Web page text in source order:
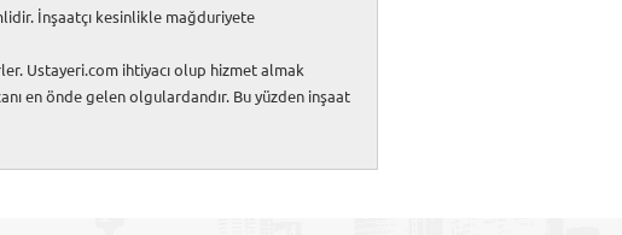
İnşaatçı kesinlikle mağduriyete
Ustayeri.com ihtiyacı olup hizmet almak
en önde gelen olgulardandır. Bu yüzden inşaat